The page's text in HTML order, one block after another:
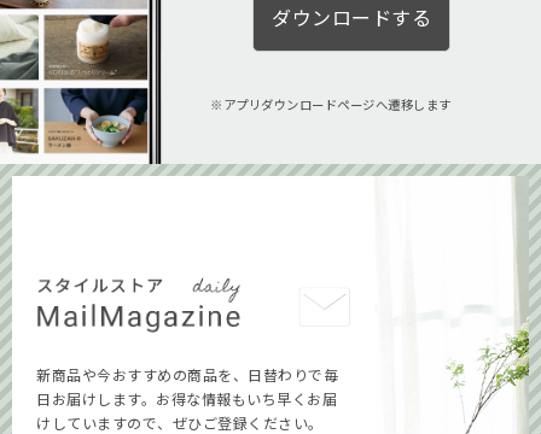
ダウンロードする
アプリダウンロードページへ遷移します
新商品や今おすすめの商品を、日替わりで毎
日お届けします。お得な情報もいち早くお届
けしていますので、ぜひご登録ください。